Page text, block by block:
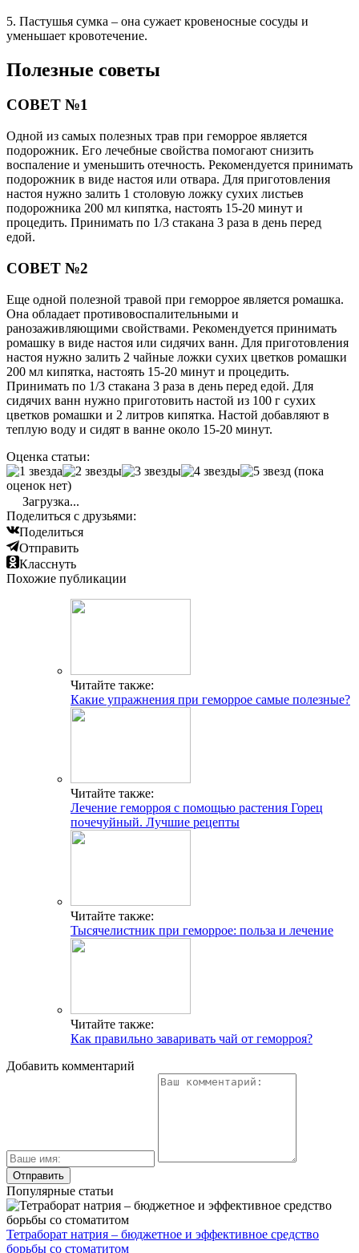
5. Пастушья сумка – она сужает кровеносные сосуды и
уменьшает кровотечение.
Полезные советы
СОВЕТ №1
Одной из самых полезных трав при геморрое является
подорожник. Его лечебные свойства помогают снизить
воспаление и уменьшить отечность. Рекомендуется принимать
подорожник в виде настоя или отвара. Для приготовления
настоя нужно залить 1 столовую ложку сухих листьев
подорожника 200 мл кипятка, настоять 15-20 минут и
процедить. Принимать по 1/3 стакана 3 раза в день перед
едой.
СОВЕТ №2
Еще одной полезной травой при геморрое является ромашка.
Она обладает противовоспалительными и
ранозаживляющими свойствами. Рекомендуется принимать
ромашку в виде настоя или сидячих ванн. Для приготовления
настоя нужно залить 2 чайные ложки сухих цветков ромашки
200 мл кипятка, настоять 15-20 минут и процедить.
Принимать по 1/3 стакана 3 раза в день перед едой. Для
сидячих ванн нужно приготовить настой из 100 г сухих
цветков ромашки и 2 литров кипятка. Настой добавляют в
теплую воду и сидят в ванне около 15-20 минут.
Оценка статьи:
(пока
оценок нет)
Загрузка...
Поделиться с друзьями:
Поделиться
Отправить
Класснуть
Похожие публикации
Читайте также:
Какие упражнения при геморрое самые полезные?
Читайте также:
Лечение геморроя с помощью растения Горец
почечуйный. Лучшие рецепты
Читайте также:
Тысячелистник при геморрое: польза и лечение
Читайте также:
Как правильно заваривать чай от геморроя?
Добавить комментарий
Популярные статьи
Тетраборат натрия – бюджетное и эффективное средство
борьбы со стоматитом